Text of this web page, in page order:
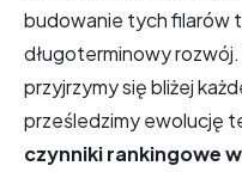
budowanie tych filarów
długoterminowy
przyjrzymy się bliżej
prześledzimy ewolucję
czynniki rankingowe